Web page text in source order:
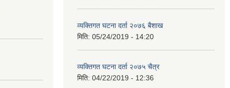
व्यक्तिगत घटना दर्ता २०७६ बैशाख
मिति: 05/24/2019 - 14:20
व्यक्तिगत घटना दर्ता २०७५ चैत्र
मिति: 04/22/2019 - 12:36